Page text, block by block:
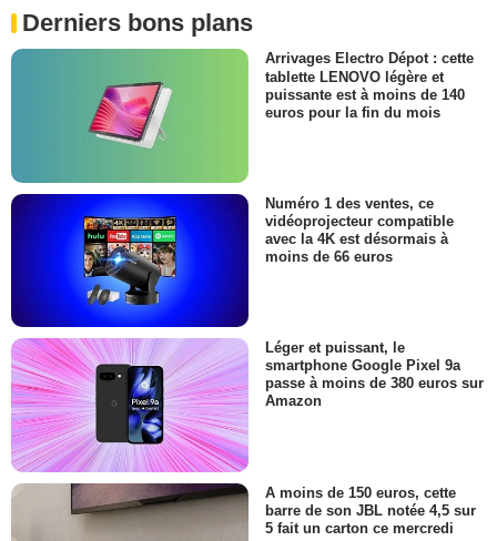
Derniers bons plans
Arrivages Electro Dépot : cette
tablette LENOVO légère et
puissante est à moins de 140
euros pour la fin du mois
Numéro 1 des ventes, ce
vidéoprojecteur compatible
avec la 4K est désormais à
moins de 66 euros
Léger et puissant, le
smartphone Google Pixel 9a
passe à moins de 380 euros sur
Amazon
A moins de 150 euros, cette
barre de son JBL notée 4,5 sur
5 fait un carton ce mercredi